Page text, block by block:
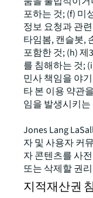
포하는 것; (f) 미
정보 요청과 관
타임봄, 캔슬봇,
포함한 것; (h)
를 침해하는 것;
민사 책임을 야
타 본 이용 약관
임을 발생시키는
Jones Lang
자 및 사용자 커
자 콘텐츠를 사
또는 삭제할 권
지적재산권